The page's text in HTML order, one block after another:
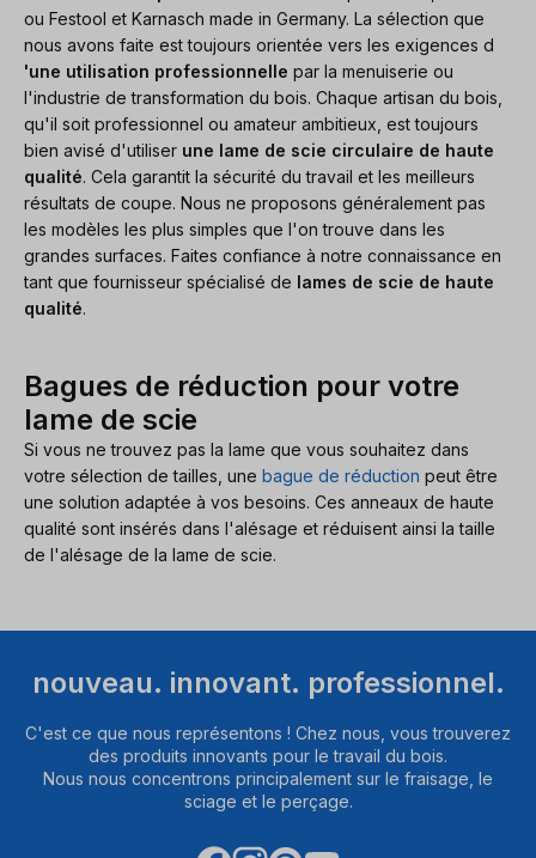
ou Festool et Karnasch made in Germany. La sélection que
nous avons faite est toujours orientée vers les exigences d
'une utilisation professionnelle par la menuiserie ou
l'industrie de transformation du bois. Chaque artisan du bois,
qu'il soit professionnel ou amateur ambitieux, est toujours
bien avisé d'utiliser une lame de scie circulaire de haute
qualité. Cela garantit la sécurité du travail et les meilleurs
résultats de coupe. Nous ne proposons généralement pas
les modèles les plus simples que l'on trouve dans les
grandes surfaces. Faites confiance à notre connaissance en
tant que fournisseur spécialisé de lames de scie de haute
qualité.
Bagues de réduction pour votre
lame de scie
Si vous ne trouvez pas la lame que vous souhaitez dans
votre sélection de tailles, une bague de réduction peut être
une solution adaptée à vos besoins. Ces anneaux de haute
qualité sont insérés dans l'alésage et réduisent ainsi la taille
de l'alésage de la lame de scie.
nouveau. innovant. professionnel.
C'est ce que nous représentons ! Chez nous, vous trouverez
des produits innovants pour le travail du bois.
Nous nous concentrons principalement sur le fraisage, le
sciage et le perçage.